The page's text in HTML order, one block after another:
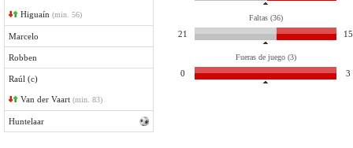
Higuaín (min. 56)
Marcelo
Robben
Raúl (c)
Van der Vaart (min. 83)
Huntelaar
Faltas (36)
21 15
Fueras de juego (3)
0 3